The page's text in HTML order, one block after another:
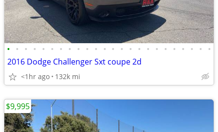
• • • • • • • • • • • • • • • • • • • • • • • •
2016 Dodge Challenger Sxt coupe 2d
<1hr ago 132k mi
$9,995